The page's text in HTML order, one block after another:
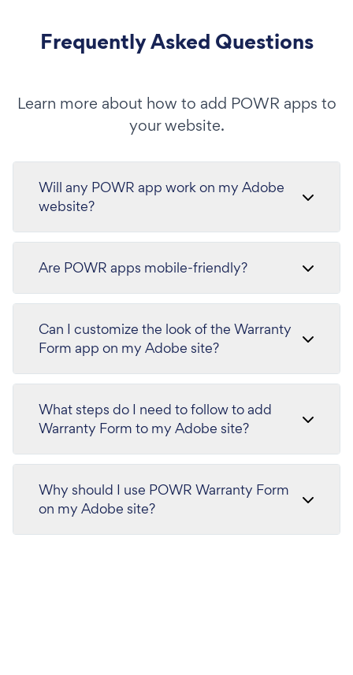
Frequently Asked Questions
Learn more about how to add POWR apps to
your website.
Will any POWR app work on my Adobe
website?
Are POWR apps mobile-friendly?
Can I customize the look of the Warranty
Form app on my Adobe site?
What steps do I need to follow to add
Warranty Form to my Adobe site?
Why should I use POWR Warranty Form
on my Adobe site?